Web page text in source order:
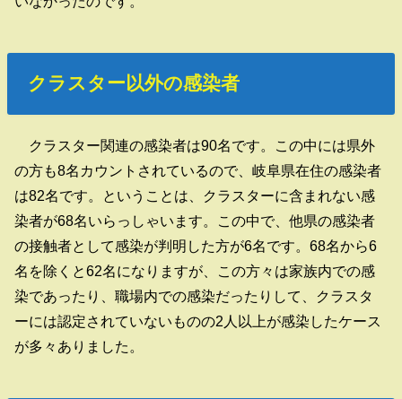
クラスター以外の感染者
クラスター関連の感染者は90名です。この中には県外
の方も8名カウントされているので、岐阜県在住の感染者
は82名です。ということは、クラスターに含まれない感
染者が68名いらっしゃいます。この中で、他県の感染者
の接触者として感染が判明した方が6名です。68名から6
名を除くと62名になりますが、この方々は家族内での感
染であったり、職場内での感染だったりして、クラスタ
ーには認定されていないものの2人以上が感染したケース
が多々ありました。